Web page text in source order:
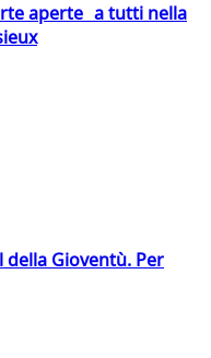
aperte a tutti nella
Gioventù. Per